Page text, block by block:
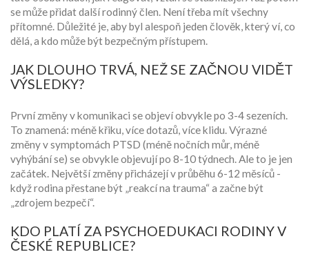
se může přidat další rodinný člen. Není třeba mít všechny
přítomné. Důležité je, aby byl alespoň jeden člověk, který ví, co
dělá, a kdo může být bezpečným přístupem.
JAK DLOUHO TRVÁ, NEŽ SE ZAČNOU VIDĚT
VÝSLEDKY?
První změny v komunikaci se objeví obvykle po 3-4 sezeních.
To znamená: méně křiku, více dotazů, více klidu. Výrazné
změny v symptomách PTSD (méně nočních můr, méně
vyhýbání se) se obvykle objevují po 8-10 týdnech. Ale to je jen
začátek. Největší změny přicházejí v průběhu 6-12 měsíců -
když rodina přestane být „reakcí na trauma“ a začne být
„zdrojem bezpečí“.
KDO PLATÍ ZA PSYCHOEDUKACI RODINY V
ČESKÉ REPUBLICE?